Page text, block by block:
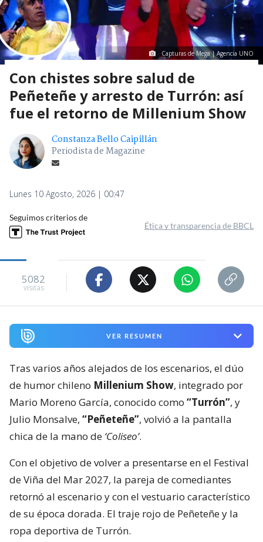
Capturas de Mega | Agencia UNO
Con chistes sobre salud de
Peñeteñe y arresto de Turrón: así
fue el retorno de Millenium Show
Constanza Bello Caipillán
Periodista de Magazine
Lunes 10 Agosto, 2026 | 00:47
Seguimos criterios de
Ética y transparencia de BBCL
5082
visitas
VER RESUMEN
Tras varios años alejados de los escenarios, el dúo
de humor chileno Millenium Show, integrado por
Mario Moreno García, conocido como “Turrón”, y
Julio Monsalve, “Peñeteñe”, volvió a la pantalla
chica de la mano de ‘Coliseo’.
Con el objetivo de volver a presentarse en el Festival
de Viña del Mar 2027, la pareja de comediantes
retornó al escenario y con el vestuario característico
de su época dorada. El traje rojo de Peñeteñe y la
ropa deportiva de Turrón.